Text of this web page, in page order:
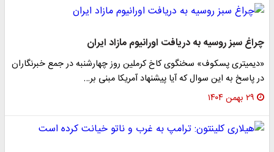
چراغ سبز روسیه به دریافت اورانیوم مازاد ایران
«دیمیتری پسکوف» سخنگوی کاخ کرملین روز چهارشنبه در جمع خبرنگاران
در پاسخ به این سوال که آیا پیشنهاد آمریکا مبنی بر…
۲۹ بهمن ۱۴۰۴